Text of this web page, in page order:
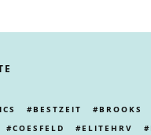
BESTZEIT BROOKS
COESFELD ELITEHRV